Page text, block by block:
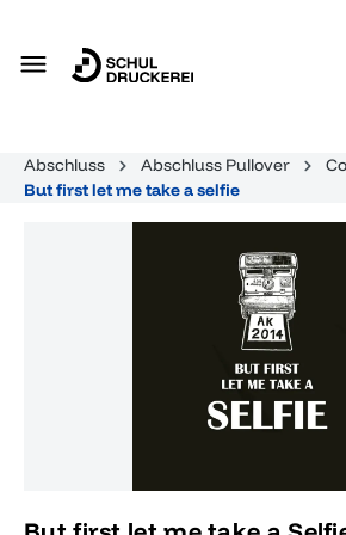
Abschluss Abschluss Pullover
But first let me take a selfie